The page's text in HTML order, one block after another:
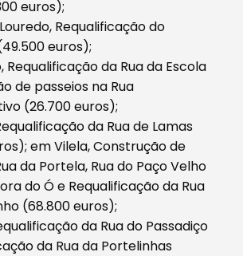
euros);
Requalificação do
euros);
Requalificação da Rua da Escola
de passeios na Rua
(26.700 euros);
da Rua de Lamas
em Vilela, Construção de
da Portela, Rua do Paço Velho
do Ó e Requalificação da Rua
(68.800 euros);
da Rua do Passadiço
da Rua da Portelinhas